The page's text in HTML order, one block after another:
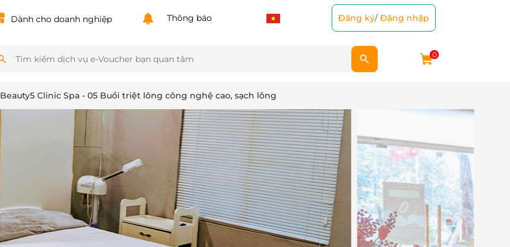
Dành cho doanh nghiệp Thông báo Đăng ký/Đăng nhập
0
Beauty5 Clinic Spa - 05 Buổi triệt lông công nghệ cao, sạch lông